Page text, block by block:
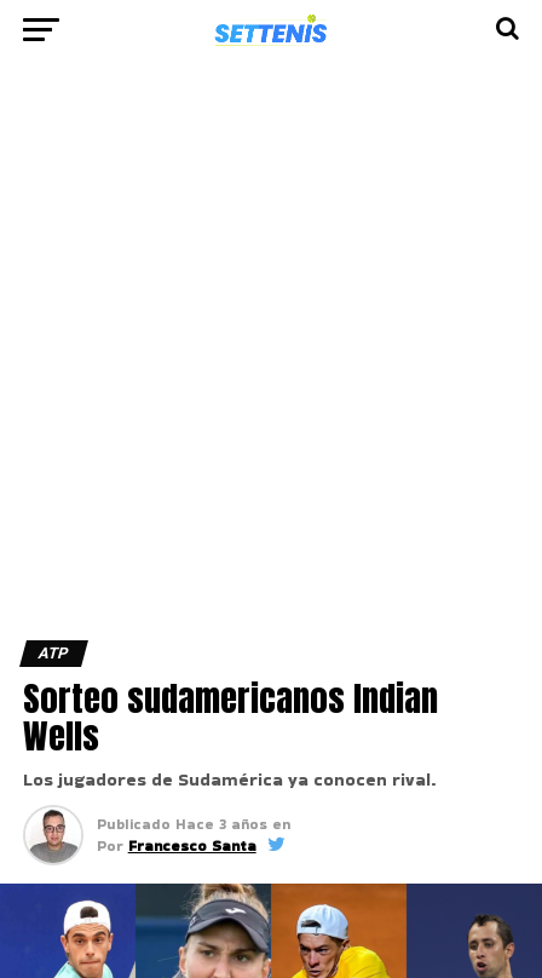
ATP
Sorteo sudamericanos Indian
Wells
Los jugadores de Sudamérica ya conocen rival.
Publicado Hace 3 años en
Por Francesco Santa